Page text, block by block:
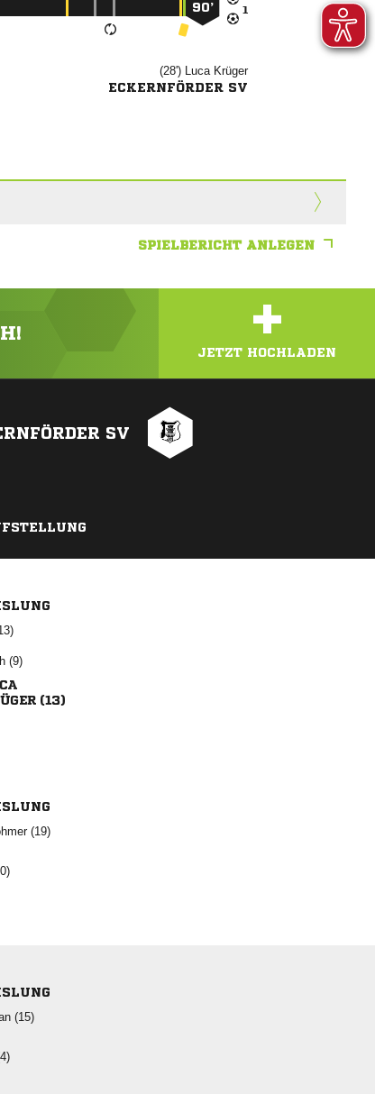

90’
(28')  
ECKERNFÖRDER SV
SPIELBERICHT ANLEGEN
+
JETZT HOCHLADEN
SV



